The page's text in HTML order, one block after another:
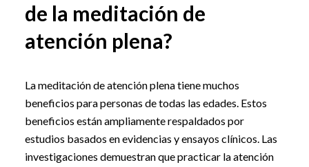
de la meditación de
atención plena?
La meditación de atención plena tiene muchos
beneficios para personas de todas las edades. Estos
beneficios están ampliamente respaldados por
estudios basados en evidencias y ensayos clínicos. Las
investigaciones demuestran que practicar la atención